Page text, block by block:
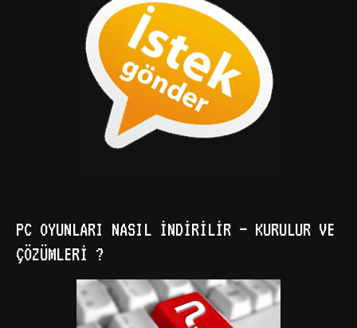
PC OYUNLARI NASIL İNDIRILIR – KURULUR VE
ÇÖZÜMLERI ?